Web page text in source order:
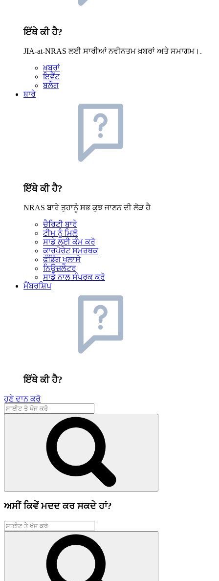
ਇੱਥੇ ਕੀ ਹੈ?
JIA-at-NRAS ਲਈ ਸਾਰੀਆਂ ਨਵੀਨਤਮ ਖ਼ਬਰਾਂ ਅਤੇ ਸਮਾਗਮ।.
ਖ਼ਬਰਾਂ
ਇਵੈਂਟ
ਬਲੌਗ
ਬਾਰੇ
ਇੱਥੇ ਕੀ ਹੈ?
NRAS ਬਾਰੇ ਤੁਹਾਨੂੰ ਸਭ ਕੁਝ ਜਾਣਨ ਦੀ ਲੋੜ ਹੈ
ਚੈਰਿਟੀ ਬਾਰੇ
ਟੀਮ ਨੂੰ ਮਿਲੋ
ਸਾਡੇ ਲਈ ਕੰਮ ਕਰੋ
ਕਾਰਪੋਰੇਟ ਸਮਰਥਕ
ਫੰਡਿੰਗ ਖੁਲਾਸੇ
ਨਿਊਜ਼ਲੈਟਰ
ਸਾਡੇ ਨਾਲ ਸੰਪਰਕ ਕਰੋ
ਮੈਂਬਰਸ਼ਿਪ
ਇੱਥੇ ਕੀ ਹੈ?
ਹੁਣੇ ਦਾਨ ਕਰੋ
ਅਸੀਂ ਕਿਵੇਂ ਮਦਦ ਕਰ ਸਕਦੇ ਹਾਂ?